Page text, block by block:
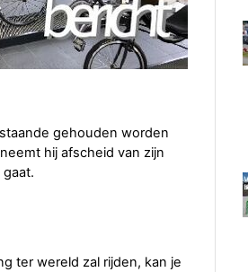
gehouden worden
hij afscheid van zijn
ter wereld zal rijden, kan je